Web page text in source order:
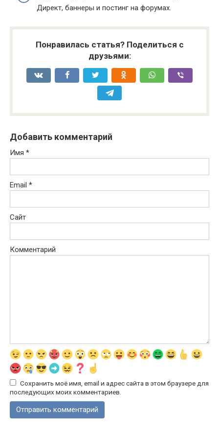
Директ, баннеры и постинг на форумах.
Понравилась статья? Поделиться с
друзьями:
Добавить комментарий
Имя *
Email *
Сайт
Комментарий
Сохранить моё имя, email и адрес сайта в этом браузере для
последующих моих комментариев.